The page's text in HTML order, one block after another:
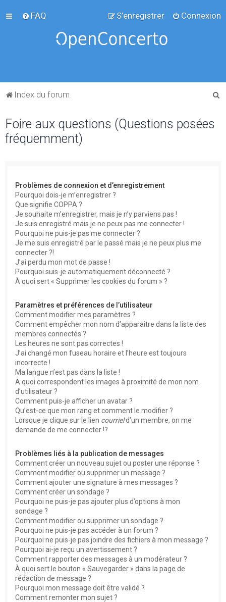
FAQ Connexion
S’enregistrer
Index du forum
Foire aux questions (Questions posées
fréquemment)
Problèmes de connexion et d’enregistrement
Pourquoi dois-je m’enregistrer ?
Que signifie COPPA ?
Je souhaite m’enregistrer, mais je n’y parviens pas !
Je suis enregistré mais je ne peux pas me connecter !
Pourquoi ne puis-je pas me connecter ?
Je me suis enregistré par le passé mais je ne peux plus me
connecter ?!
J’ai perdu mon mot de passe !
Pourquoi suis-je automatiquement déconnecté ?
À quoi sert « Supprimer les cookies du forum » ?
Paramètres et préférences de l’utilisateur
Comment modifier mes paramètres ?
Comment empêcher mon nom d’apparaître dans la liste des
membres connectés ?
Les heures ne sont pas correctes !
J’ai changé mon fuseau horaire et l’heure est toujours
incorrecte !
Ma langue n’est pas dans la liste !
A quoi correspondent les images à proximité de mon nom
d’utilisateur ?
Comment puis-je afficher un avatar ?
Qu’est-ce que mon rang et comment le modifier ?
Lorsque je clique sur le lien courrield’un membre, on me
demande de me connecter !?
Problèmes liés à la publication de messages
Comment créer un nouveau sujet ou poster une réponse ?
Comment modifier ou supprimer un message ?
Comment ajouter une signature à mes messages ?
Comment créer un sondage ?
Pourquoi ne puis-je pas ajouter plus d’options à mon
sondage ?
Comment modifier ou supprimer un sondage ?
Pourquoi ne puis-je pas accéder à un forum ?
Pourquoi ne puis-je pas joindre des fichiers à mon message ?
Pourquoi ai-je reçu un avertissement ?
Comment rapporter des messages à un modérateur ?
À quoi sert le bouton « Sauvegarder » dans la page de
rédaction de message ?
Pourquoi mon message doit être validé ?
Comment remonter mon sujet ?